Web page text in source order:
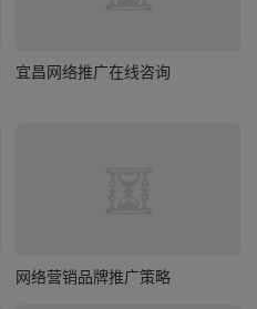
宜昌网络推广在线咨询
网络营销品牌推广策略